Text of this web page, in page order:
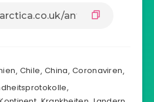
, Chile, China,Coronaviren,
,